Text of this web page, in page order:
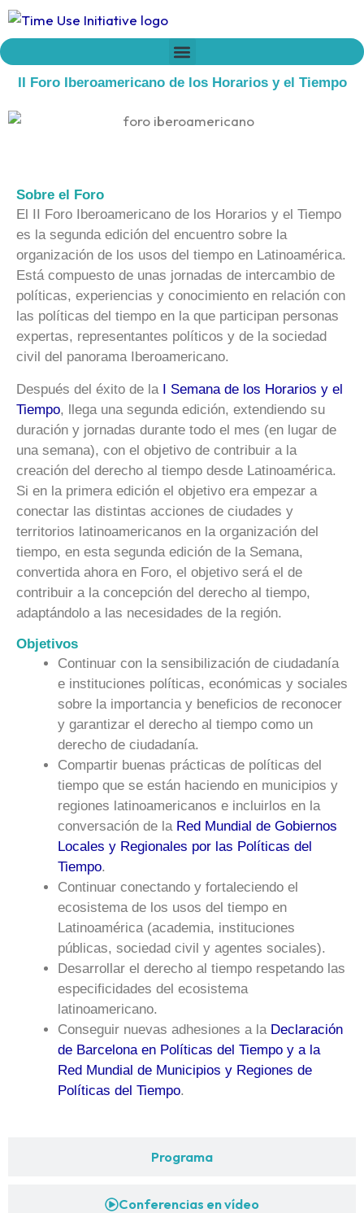
contenido
II Foro Iberoamericano de los Horarios y el Tiempo
Programa
Conferencias en vídeo
Sobre el Foro
El II Foro Iberoamericano de los Horarios y el Tiempo
es la segunda edición del encuentro sobre la
organización de los usos del tiempo en Latinoamérica.
Está compuesto de unas jornadas de intercambio de
políticas, experiencias y conocimiento en relación con
las políticas del tiempo en la que participan personas
expertas, representantes políticos y de la sociedad
civil del panorama Iberoamericano.
Después del éxito de la I Semana de los Horarios y el
Tiempo, llega una segunda edición, extendiendo su
duración y jornadas durante todo el mes (en lugar de
una semana), con el objetivo de contribuir a la
creación del derecho al tiempo desde Latinoamérica.
Si en la primera edición el objetivo era empezar a
conectar las distintas acciones de ciudades y
territorios latinoamericanos en la organización del
tiempo, en esta segunda edición de la Semana,
convertida ahora en Foro, el objetivo será el de
contribuir a la concepción del derecho al tiempo,
adaptándolo a las necesidades de la región.
Objetivos
Continuar con la sensibilización de ciudadanía
e instituciones políticas, económicas y sociales
sobre la importancia y beneficios de reconocer
y garantizar el derecho al tiempo como un
derecho de ciudadanía.
Compartir buenas prácticas de políticas del
tiempo que se están haciendo en municipios y
regiones latinoamericanos e incluirlos en la
conversación de la Red Mundial de Gobiernos
Locales y Regionales por las Políticas del
Tiempo.
Continuar conectando y fortaleciendo el
ecosistema de los usos del tiempo en
Latinoamérica (academia, instituciones
públicas, sociedad civil y agentes sociales).
Desarrollar el derecho al tiempo respetando las
especificidades del ecosistema
latinoamericano.
Conseguir nuevas adhesiones a la Declaración
de Barcelona en Políticas del Tiempo y a la
Red Mundial de Municipios y Regiones de
Políticas del Tiempo.